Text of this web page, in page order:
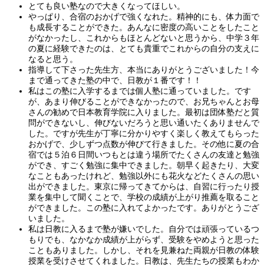
とても良い塾なので大きくなってほしい。
やっぱり、合宿のおかげで強くなれた。精神的にも、体力面で
も成長することができた。あんなに密度の高いことをしたこと
がなかったし、これからもほとんどないと思うから、中学３年
の夏に経験できたのは、とても貴重でこれからの自分の支えに
なると思う。
指導して下さった先生方、本当にありがとうございました！今
まで通ってきた塾の中で、日教が１番です！！
私はこの塾に入学するまでは個人塾に通っていました。です
が、あまり伸びることができなかったので、お兄ちゃんとお母
さんの勧めで日本教育学院に入りました。最初は団体塾だと質
問ができないし、伸びないだろうと思い通いたくありませんで
した。ですが先生が丁寧に分かりやすく楽しく教えてもらった
おかげで、少しずつ点数が伸びて行きました。その他に夏の合
宿では５泊６日間いつもとは違う場所でたくさんの友達と勉強
ができ、すごく勉強に集中できました。朝早く起きたり、大変
なこともあったけれど、勉強以外にも花火などたくさんの思い
出ができました。東京に帰ってきてからは、自習に行ったり授
業を集中して聞くことで、学校の成績が上がり推薦を取ること
ができました。この塾に入れてよかったです。ありがとうござ
いました。
私は日教に入るまで塾が嫌いでした。自分では頑張っているつ
もりでも、なかなか成績が上がらず、受験をやめようと思った
こともありました。しかし、それを見兼ねた両親が日教の体験
授業を受けさせてくれました。日教は、先生たちの授業もわか